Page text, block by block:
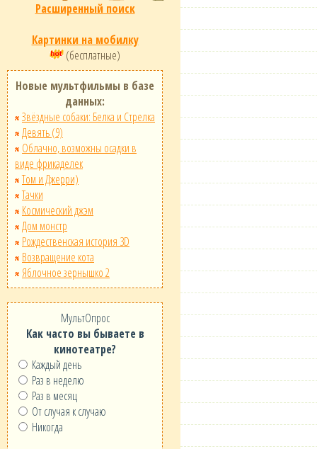
Расширенный поиск
Картинки на мобилку
(бесплатные)
Новые мультфильмы в базе
данных:
Звёздные собаки: Белка и Стрелка
Девять (9)
Облачно, возможны осадки в
виде фрикаделек
Том и Джерри)
Тачки
Космический джэм
Дом монстр
Рождественская история 3D
Возвращение кота
Яблочное зернышко 2
МультОпрос
Как часто вы бываете в
кинотеатре?
Каждый день
Раз в неделю
Раз в месяц
От случая к случаю
Никогда